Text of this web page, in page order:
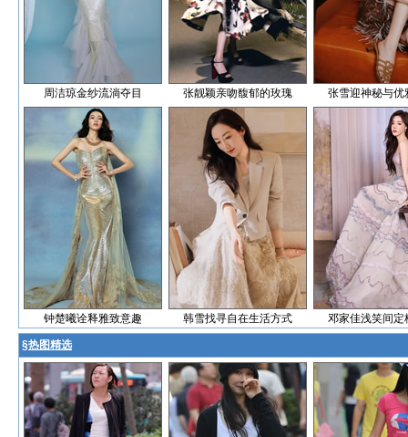
周洁琼金纱流淌夺目 张靓颖亲吻馥郁的玫瑰 张雪迎神秘与优
钟楚曦诠释雅致意趣 韩雪找寻自在生活方式 邓家佳浅笑间定
§热图精选